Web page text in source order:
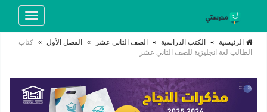
Toggle
الرئيسية » الكتب الدراسية » الصف الثاني عشر » الفصل الأول » كتاب
الطالب لغة انجليزية للصف الثاني عشر